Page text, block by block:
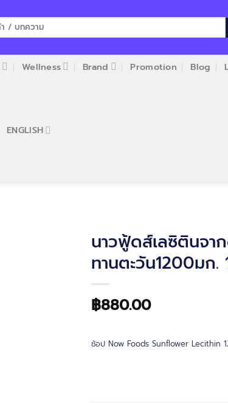
Wellness Brand Promotion Blog
ENGLISH
นาวฟู้ดส์เลซิตินจา
ทานตะวัน1200มก
฿880.00
ช้อป Now Foods Sunflower Lecithin